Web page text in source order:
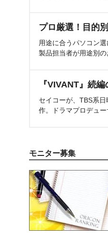
プロ厳選！目的
用途に合うパソコン
製品担当者が用途別の
『VIVANT』続
セイコーが、TBS系
作。ドラマプロデュー
モニター募集